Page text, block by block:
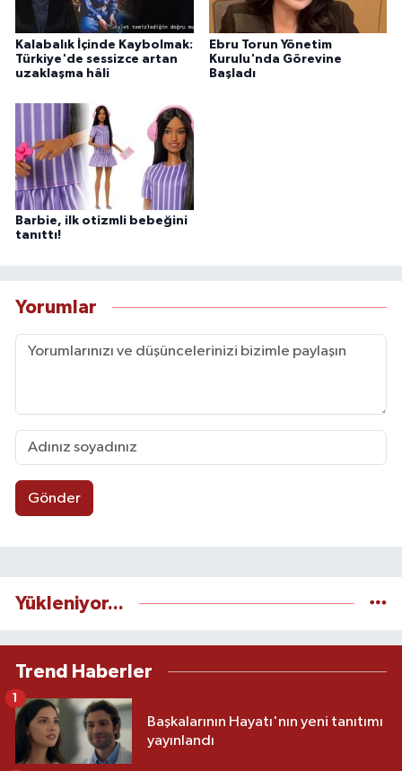
Kalabalık İçinde Kaybolmak:
Türkiye'de sessizce artan
uzaklaşma hâli
Ebru Torun Yönetim
Kurulu'nda Görevine
Başladı
Barbie, ilk otizmli bebeğini
tanıttı!
Yorumlar
Gönder
Yükleniyor...
Trend Haberler
Başkalarının Hayatı'nın yeni tanıtımı
yayınlandı
1